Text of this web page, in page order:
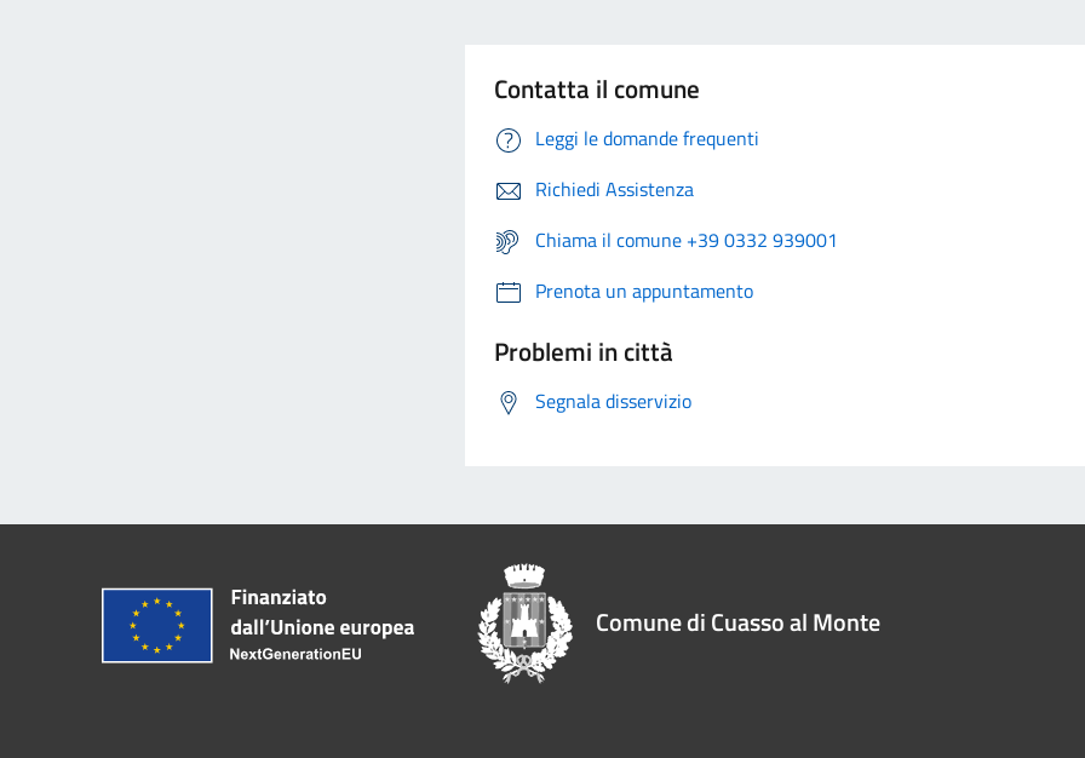
Contatta il comune
Leggi le domande frequenti
Richiedi Assistenza
Chiama il comune +39 0332 939001
Prenota un appuntamento
Problemi in città
Segnala disservizio
Comune di Cuasso al Monte